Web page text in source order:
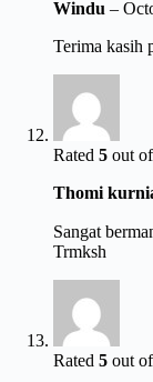
Windu –
Terima kasih
Rated 5 out
Thomi
Sangat
Trmksh
Rated 5 out